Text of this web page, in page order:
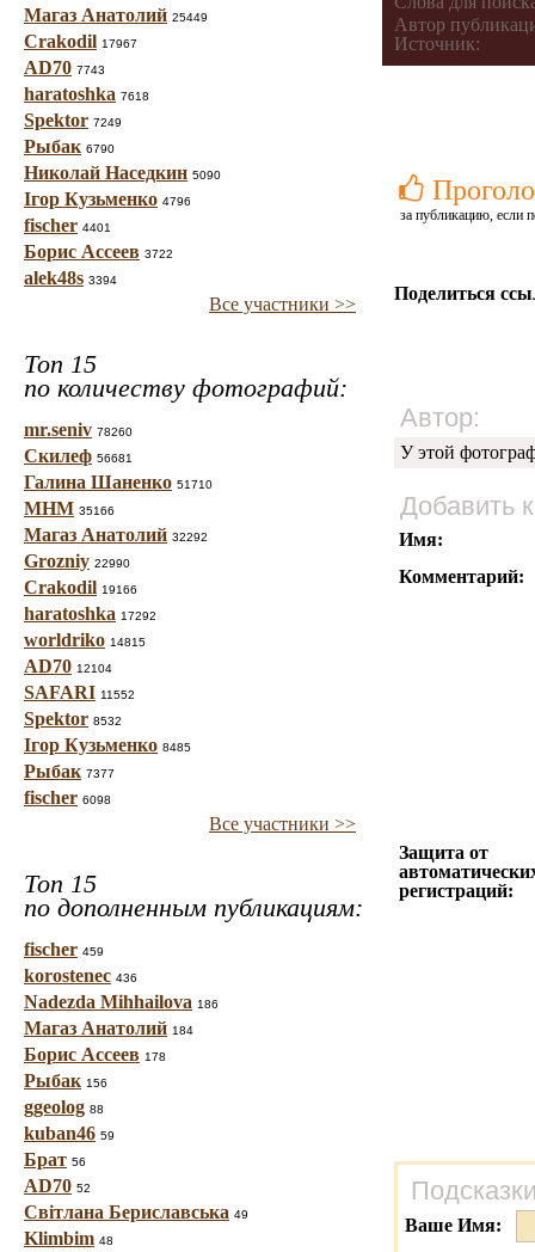
Магаз Анатолий 25449
Crakodil 17967
AD70 7743
haratoshka 7618
Spektor 7249
Рыбак 6790
Николай Наседкин 5090
Ігор Кузьменко 4796
fischer 4401
Борис Ассеев 3722
alek48s 3394
Все участники >>
Топ 15
по количеству фотографий:
mr.seniv 78260
Скилеф 56681
Галина Шаненко 51710
МНМ 35166
Магаз Анатолий 32292
Grozniy 22990
Crakodil 19166
haratoshka 17292
worldriko 14815
AD70 12104
SAFARI 11552
Spektor 8532
Ігор Кузьменко 8485
Рыбак 7377
fischer 6098
Все участники >>
Топ 15
по дополненным публикациям:
fischer 459
korostenec 436
Nadezda Mihhailova 186
Магаз Анатолий 184
Борис Ассеев 178
Рыбак 156
ggeolog 88
kuban46 59
Брат 56
AD70 52
Світлана Бериславська 49
Klimbim 48
Автор
Источник:
за публикацию, если
Поделиться
Автор:
У этой
Добавить
Имя:
Комментарий:
Защита от
регистраций:
Ваше Имя: